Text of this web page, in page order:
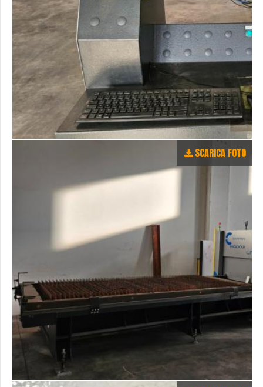
SCARICA FOTO